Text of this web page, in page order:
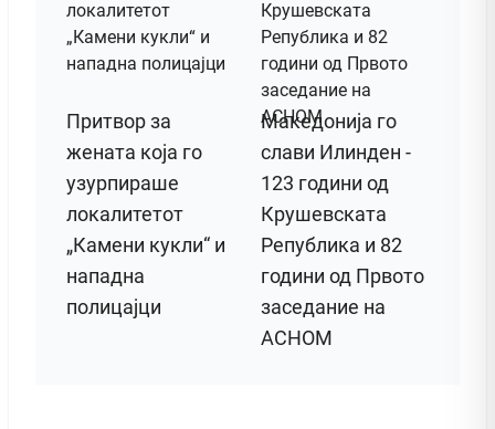
Притвор за
жената која го
узурпираше
локалитетот
„Камени кукли“ и
нападна
полицајци
Македонија го
слави Илинден -
123 години од
Крушевската
Република и 82
години од Првото
заседание на
АСНОМ